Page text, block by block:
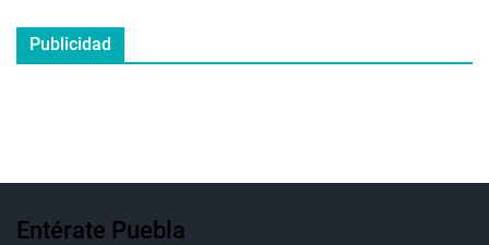
Publicidad
Entérate Puebla